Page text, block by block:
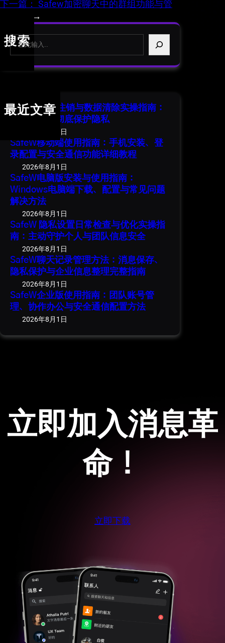
下一篇： Safew加密聊天中的群组功能与管
→
搜索
S
最近文章
SafeW 账号注销与数据清除实操指南：
安全退出并彻底保护隐私
2026年8月1日
SafeW移动端使用指南：手机安装、登
录配置与安全通信功能详细教程
2026年8月1日
SafeW电脑版安装与使用指南：
Windows电脑端下载、配置与常见问题
解决方法
2026年8月1日
SafeW 隐私设置日常检查与优化实操指
南：主动守护个人与团队信息安全
2026年8月1日
SafeW聊天记录管理方法：消息保存、
隐私保护与企业信息整理完整指南
2026年8月1日
SafeW企业版使用指南：团队账号管
理、协作办公与安全通信配置方法
2026年8月1日
立即加入消息革
命！
立即下载